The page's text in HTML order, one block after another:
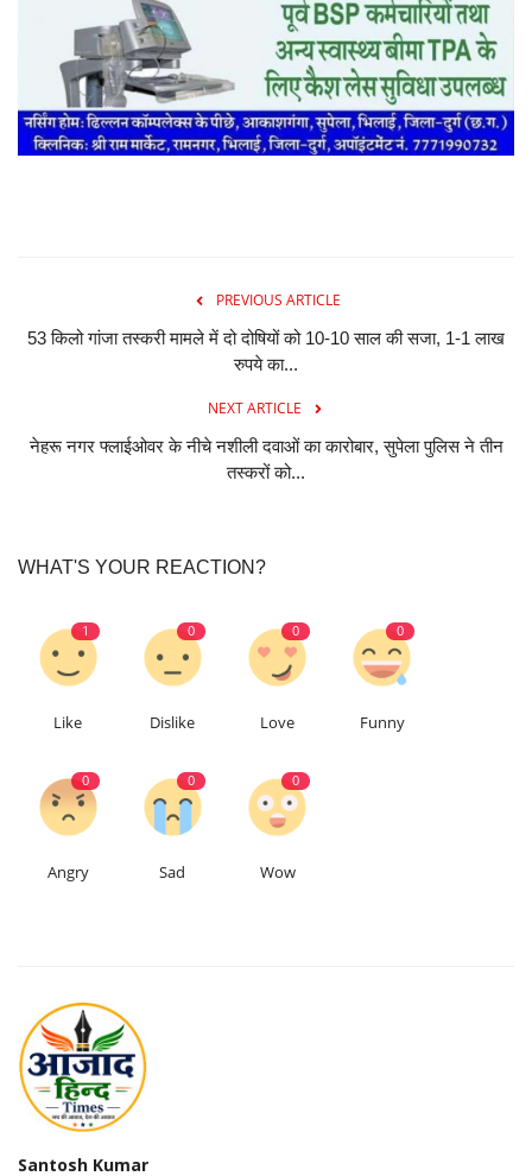
PREVIOUS ARTICLE
53 किलो गांजा तस्करी मामले में दो दोषियों को 10-10 साल की सजा, 1-1 लाख
रुपये का...
NEXT ARTICLE
नेहरू नगर फ्लाईओवर के नीचे नशीली दवाओं का कारोबार, सुपेला पुलिस ने तीन
तस्करों को...
WHAT'S YOUR REACTION?
1
Like
0
Dislike
0
Love
0
Funny
0
Angry
0
Sad
0
Wow
Santosh Kumar